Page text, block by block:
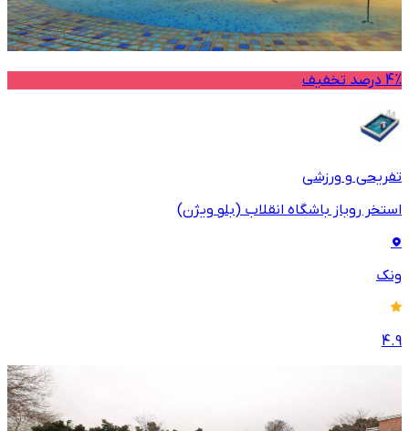
4% درصد تخفیف
تفریحی و ورزشی
استخر روباز باشگاه انقلاب (بلو ویژن)
ونک
4.9